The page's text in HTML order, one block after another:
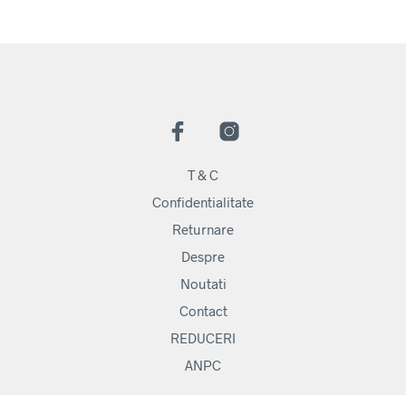
T & C
Confidentialitate
Returnare
Despre
Noutati
Contact
REDUCERI
ANPC